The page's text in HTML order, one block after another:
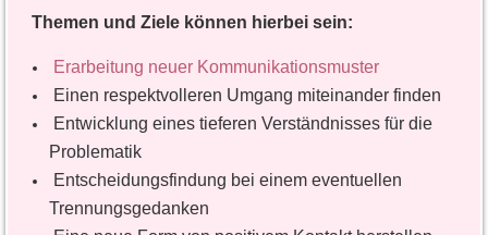
Themen und Ziele können hierbei sein:
Erarbeitung neuer Kommunikationsmuster
Einen respektvolleren Umgang miteinander finden
Entwicklung eines tieferen Verständnisses für die
Problematik
Entscheidungsfindung bei einem eventuellen
Trennungsgedanken